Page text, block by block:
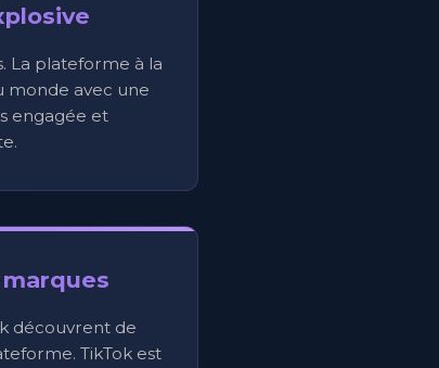
La plateforme à la
monde avec une
engagée et
découvrent de
TikTok est